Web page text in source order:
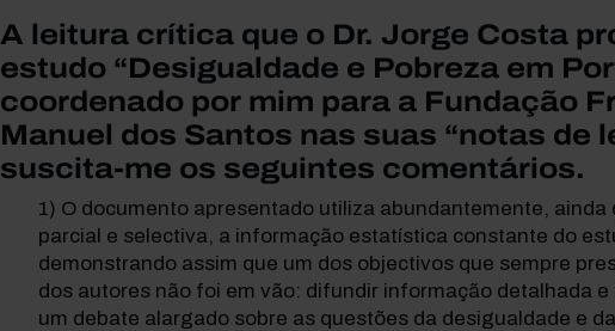
A leitura crítica que o Dr. Jorge Costa
estudo “Desigualdade e Pobreza em
coordenado por mim para a Fundação
Manuel dos Santos nas suas “notas de
suscita-me os seguintes comentários.
O documento apresentado utiliza abundantemente, ainda
parcial e selectiva, a informação estatística constante do
demonstrando assim que um dos objectivos que sempre
dos autores não foi em vão: difundir informação detalhada
um debate alargado sobre as questões da desigualdade e